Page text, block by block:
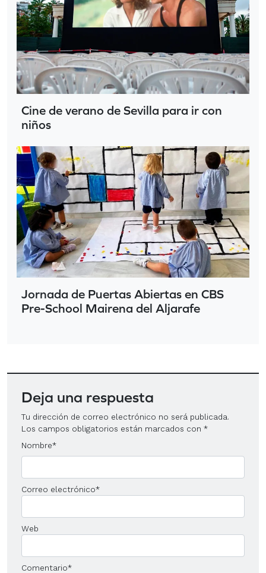
Cine de verano de Sevilla para ir con
niños
Jornada de Puertas Abiertas en CBS
Pre-School Mairena del Aljarafe
Deja una respuesta
Tu dirección de correo electrónico no será publicada.
Los campos obligatorios están marcados con *
Nombre*
Correo electrónico*
Web
Comentario*